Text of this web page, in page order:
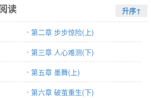
读 升序↑
第二章 步步惊险(上)
第三章 人心难测(下)
第五章 墨舞(上)
第六章 破茧重生(下)